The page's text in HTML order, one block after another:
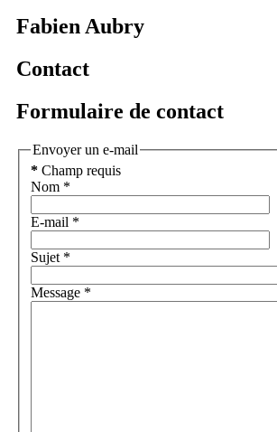
Fabien Aubry
Contact
Formulaire de contact
Envoyer un e-mail
* Champ requis
Nom *
E-mail *
Sujet *
Message *